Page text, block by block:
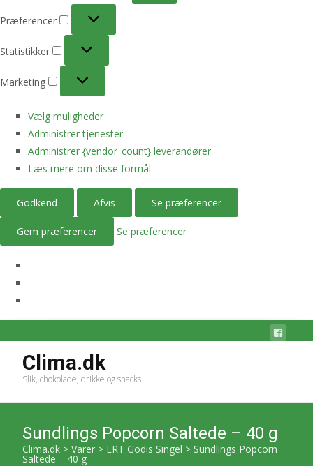
Præferencer
Statistikker
Marketing
Vælg muligheder
Administrer tjenester
Administrer {vendor_count} leverandører
Læs mere om disse formål
Godkend Afvis Se præferencer
Gem præferencer Se præferencer
Clima.dk
Slik, chokolade, drikke og snacks
Sundlings Popcorn Saltede – 40 g
Clima.dk > Varer > ERT Godis Singel > Sundlings Popcorn
Saltede – 40 g